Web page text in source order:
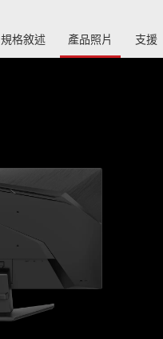
規格敘述 產品照片 支援